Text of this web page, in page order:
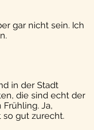
gar nicht sein. Ich
in der Stadt
die sind echt der
Ja,
gut zurecht.